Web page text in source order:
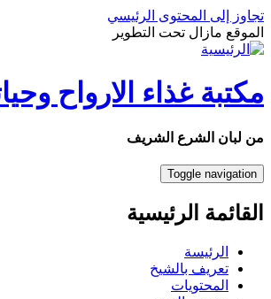
تجاوز إلى المحتوى الرئيسي
الموقع مازال تحت التطوير
مكتبة غذاء الارواح
من لبان الشرع الشريف
Toggle navigation
القائمة الرئيسية
الرئيسة
تعريف بالشيخ
المحتويات